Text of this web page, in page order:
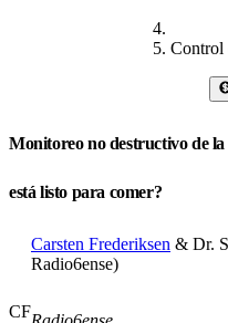
Monitoreo no destructivo de
está listo para comer?
CF
Carsten Frederiksen & Dr.
Radio6ense)